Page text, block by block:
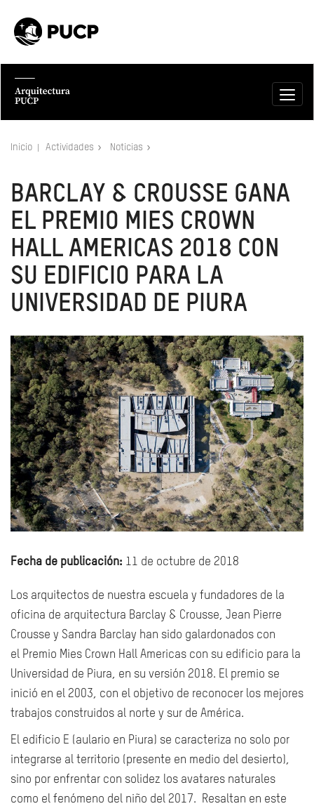
Inicio Actividades Noticias
BARCLAY & CROUSSE GANA
EL PREMIO MIES CROWN
HALL AMERICAS 2018 CON
SU EDIFICIO PARA LA
UNIVERSIDAD DE PIURA
Fecha de publicación: 11 de octubre de 2018
Los arquitectos de nuestra escuela y fundadores de la
oficina de arquitectura Barclay & Crousse, Jean Pierre
Crousse y Sandra Barclay han sido galardonados con
el Premio Mies Crown Hall Americas con su edificio para la
Universidad de Piura, en su versión 2018. El premio se
inició en el 2003, con el objetivo de reconocer los mejores
trabajos construidos al norte y sur de América.
El edificio E (aulario en Piura) se caracteriza no solo por
integrarse al territorio (presente en medio del desierto),
sino por enfrentar con solidez los avatares naturales
como el fenómeno del niño del 2017. Resaltan en este